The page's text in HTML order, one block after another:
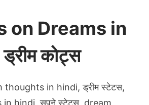
on Dreams in
कोट्स
in hindi, ड्रीम स्टेटस,
in hindi, सपने स्टेटस, dream